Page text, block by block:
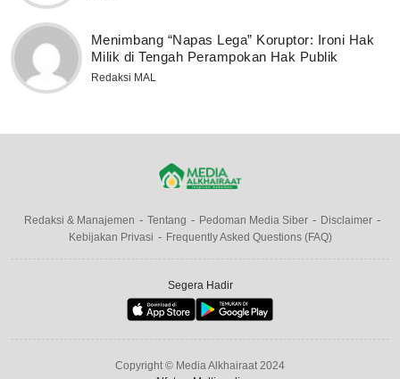
Menimbang “Napas Lega” Koruptor: Ironi Hak
Milik di Tengah Perampokan Hak Publik
Redaksi MAL
Redaksi & Manajemen Tentang Pedoman Media Siber
Disclaimer
Kebijakan Privasi
Frequently Asked Questions (FAQ)
Segera Hadir
Copyright © Media Alkhairaat 2024